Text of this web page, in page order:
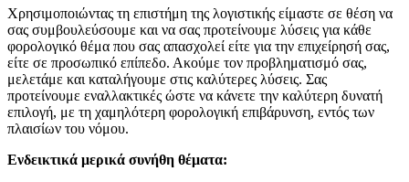
Χρησιμοποιώντας τη επιστήμη της λογιστικής είμαστε σε θέση να
σας συμβουλεύσουμε και να σας προτείνουμε λύσεις για κάθε
φορολογικό θέμα που σας απασχολεί είτε για την επιχείρησή σας,
είτε σε προσωπικό επίπεδο. Ακούμε τον προβληματισμό σας,
μελετάμε και καταλήγουμε στις καλύτερες λύσεις. Σας
προτείνουμε εναλλακτικές ώστε να κάνετε την καλύτερη δυνατή
επιλογή, με τη χαμηλότερη φορολογική επιβάρυνση, εντός των
πλαισίων του νόμου.
Ενδεικτικά μερικά συνήθη θέματα: